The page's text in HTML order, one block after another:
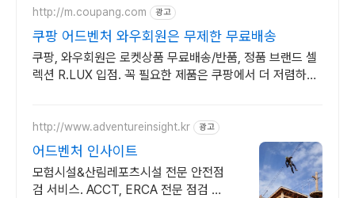
http://m.coupang.com 광고
쿠팡 어드벤처 와우회원은 무제한 무료배송
쿠팡, 와우회원은 로켓상품 무료배송/반품, 정품 브랜드 셀
렉션 R.LUX 입점. 꼭 필요한 제품은 쿠팡에서 더 저렴하게,
http://www.adventureinsight.kr 광고
어드벤처 인사이트
모험시설&산림레포츠시설 전문 안전점
검 서비스. ACCT, ERCA 전문 점검 자